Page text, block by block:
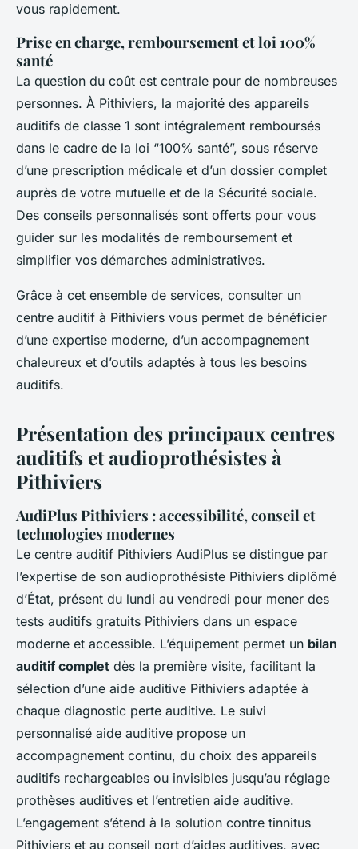
vous rapidement.
Prise en charge, remboursement et loi 100%
santé
La question du coût est centrale pour de nombreuses
personnes. À Pithiviers, la majorité des appareils
auditifs de classe 1 sont intégralement remboursés
dans le cadre de la loi “100% santé”, sous réserve
d’une prescription médicale et d’un dossier complet
auprès de votre mutuelle et de la Sécurité sociale.
Des conseils personnalisés sont offerts pour vous
guider sur les modalités de remboursement et
simplifier vos démarches administratives.
Grâce à cet ensemble de services, consulter un
centre auditif à Pithiviers vous permet de bénéficier
d’une expertise moderne, d’un accompagnement
chaleureux et d’outils adaptés à tous les besoins
auditifs.
Présentation des principaux centres
auditifs et audioprothésistes à
Pithiviers
AudiPlus Pithiviers : accessibilité, conseil et
technologies modernes
Le centre auditif Pithiviers AudiPlus se distingue par
l’expertise de son audioprothésiste Pithiviers diplômé
d’État, présent du lundi au vendredi pour mener des
tests auditifs gratuits Pithiviers dans un espace
moderne et accessible. L’équipement permet un bilan
auditif complet dès la première visite, facilitant la
sélection d’une aide auditive Pithiviers adaptée à
chaque diagnostic perte auditive. Le suivi
personnalisé aide auditive propose un
accompagnement continu, du choix des appareils
auditifs rechargeables ou invisibles jusqu’au réglage
prothèses auditives et l’entretien aide auditive.
L’engagement s’étend à la solution contre tinnitus
Pithiviers et au conseil port d’aides auditives, avec